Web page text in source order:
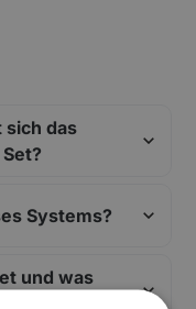
sich das
Systems?
und was